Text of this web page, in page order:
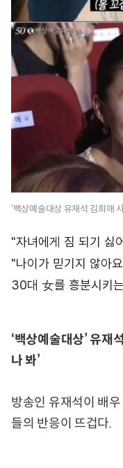
‘백상예술대상 유재석 김희애
‘백상예술대상’ 유재
나 봐’
방송인 유재석이 배
들의 반응이 뜨겁다.